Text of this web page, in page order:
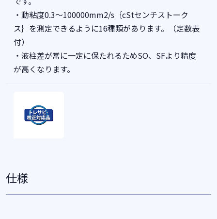
・動粘度0.3～100000mm2/s｛cStセンチストーク
ス｝を測定できるように16種類があります。（定数表
付）
・液柱差が常に一定に保たれるためSO、SFより精度
が高くなります。
仕様